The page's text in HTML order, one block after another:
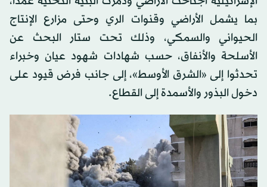
بما يشمل الأراضي وقنوات الري وحتى مزارع الإنتاج
الحيواني والسمكي، وذلك تحت ستار البحث عن
الأسلحة والأنفاق، حسب شهادات شهود عيان وخبراء
تحدثوا إلى «الشرق الأوسط»، إلى جانب فرض قيود على
دخول البذور والأسمدة إلى القطاع.